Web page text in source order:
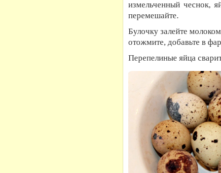
измельченный чеснок,
перемешайте.
Булочку залейте
отожмите, добавьте в
Перепелиные яйца